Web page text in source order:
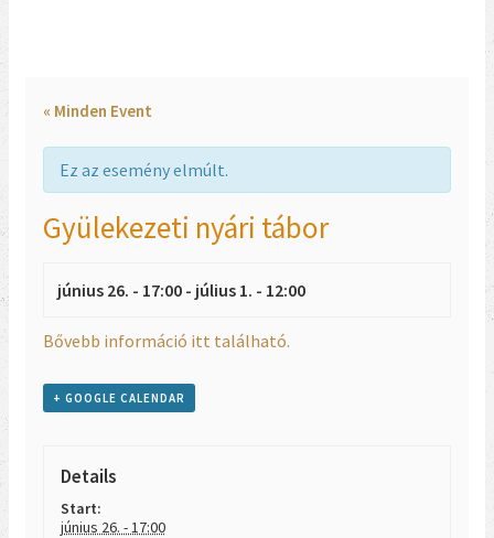
« Minden Event
Ez az esemény elmúlt.
Gyülekezeti nyári tábor
június 26. - 17:00 - július 1. - 12:00
Bővebb információ itt található.
+ GOOGLE CALENDAR
Details
Start:
június 26. - 17:00